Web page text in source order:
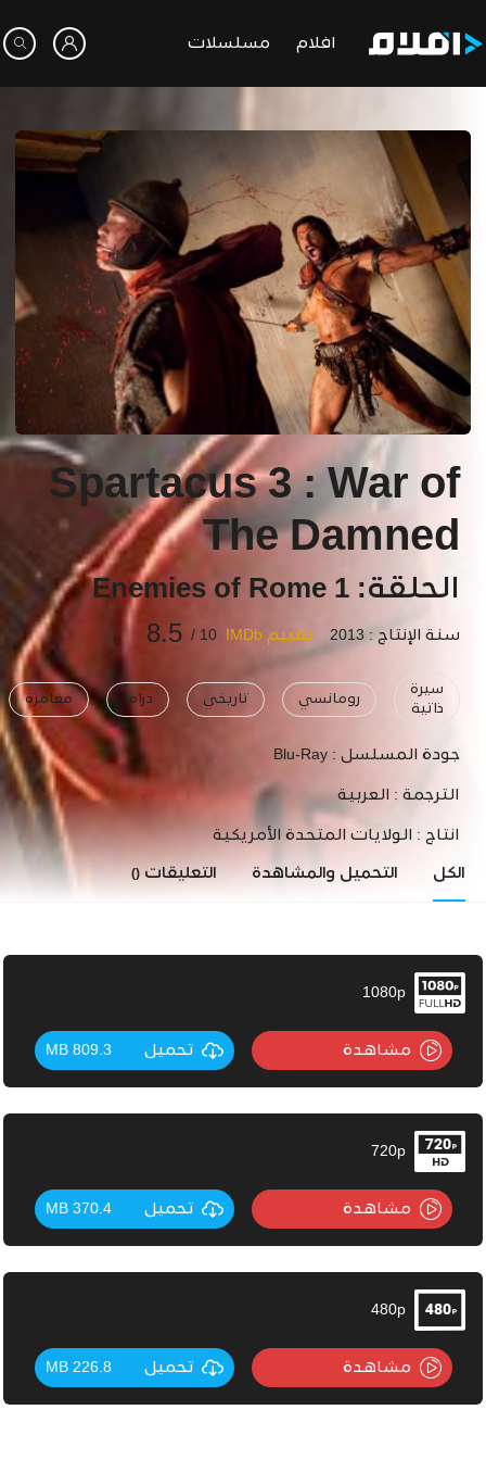
افلام مسلسلات
Spartacus 3 : War of
The Damned
الحلقة: 1 Enemies of Rome
سنة الإنتاج : 2013 تقييم IMDb 10 /
8.5
سيرة
ذاتية
رومانسي تاريخي دراما مغامرة
جودة المسلسل : Blu-Ray
الترجمة : العربية
انتاج : الولايات المتحدة الأمريكية
الكل التحميل والمشاهدة التعليقات ()
1080p
مشاهدة تحميل 809.3 MB
720p
مشاهدة تحميل 370.4 MB
480p
مشاهدة تحميل 226.8 MB